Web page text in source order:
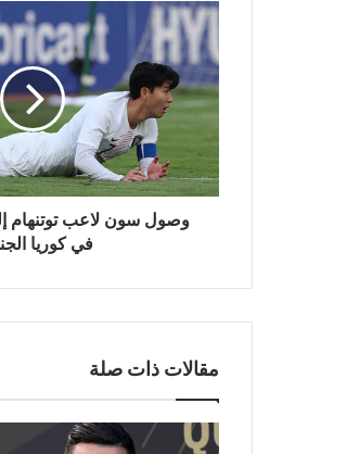
وصول
سون
لاعب
توتنهام
إلى
تدريبي
في
كوريا
الجنوبيةوصول سون لاعب توتنهام
في كوريا
مقالات ذات صلة